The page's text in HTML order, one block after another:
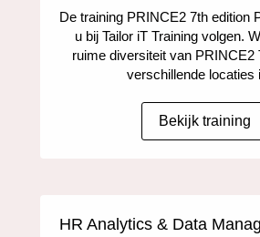
De training PRINCE2 7th edition
u bij Tailor iT Training volgen.
ruime diversiteit van PRINCE2
verschillende
Bekijk training
HR Analytics & Data